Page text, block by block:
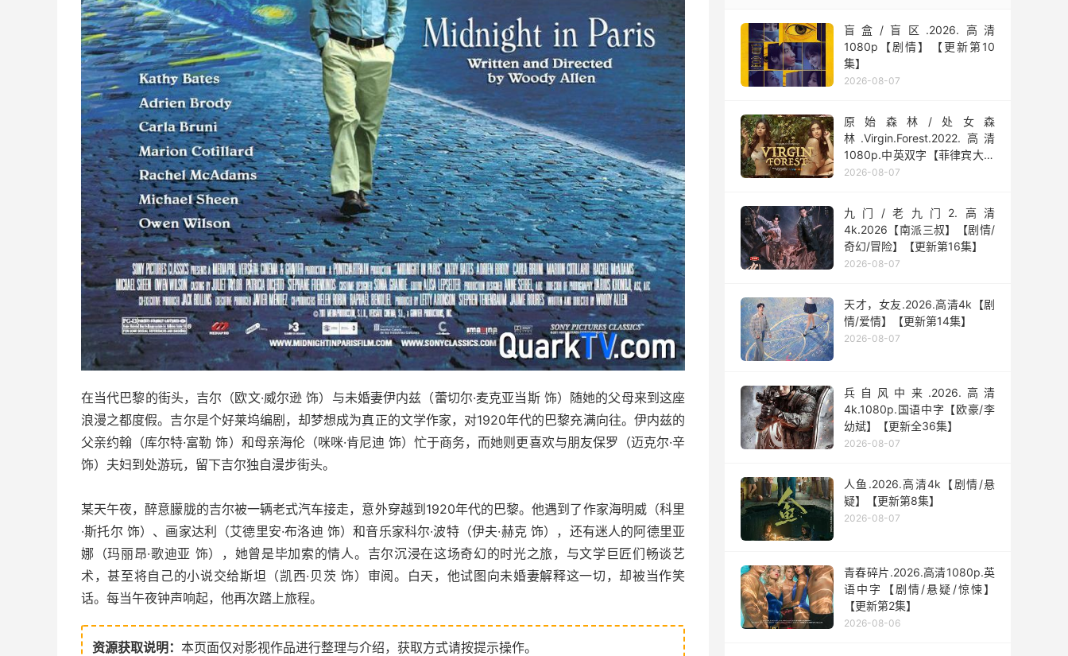
在当代巴黎的街头，吉尔（欧文·威尔逊 饰）与未婚妻伊内兹（蕾切尔·麦克亚当斯 饰）随她的父母来到这座
浪漫之都度假。吉尔是个好莱坞编剧，却梦想成为真正的文学作家，对1920年代的巴黎充满向往。伊内兹的
父亲约翰（库尔特·富勒 饰）和母亲海伦（咪咪·肯尼迪 饰）忙于商务，而她则更喜欢与朋友保罗（迈克尔·辛
饰）夫妇到处游玩，留下吉尔独自漫步街头。
某天午夜，醉意朦胧的吉尔被一辆老式汽车接走，意外穿越到1920年代的巴黎。他遇到了作家海明威（科里
·斯托尔 饰）、画家达利（艾德里安·布洛迪 饰）和音乐家科尔·波特（伊夫·赫克 饰），还有迷人的阿德里亚
娜（玛丽昂·歌迪亚 饰），她曾是毕加索的情人。吉尔沉浸在这场奇幻的时光之旅，与文学巨匠们畅谈艺
术，甚至将自己的小说交给斯坦（凯西·贝茨 饰）审阅。白天，他试图向未婚妻解释这一切，却被当作笑
话。每当午夜钟声响起，他再次踏上旅程。
资源获取说明： 本页面仅对影视作品进行整理与介绍，获取方式请按提示操作。
盲盒/盲区.2026.高清
1080p【剧情】【更新第10
集】
2026-08-07
原始森林/处女森
林.Virgin.Forest.2022.高清
1080p.中英双字【菲律宾大尺
度】
2026-08-07
九门/老九门2.高清
4k.2026【南派三叔】【剧情/
奇幻/冒险】【更新第16集】
2026-08-07
天才，女友.2026.高清4k【剧
情/爱情】【更新第14集】
2026-08-07
兵自风中来‎.2026.高清
4k.1080p.国语中字【欧豪/李
幼斌】【更新全36集】
2026-08-07
人鱼.2026.高清4k【剧情/悬
疑】【更新第8集】
2026-08-07
青春碎片.2026.高清1080p.英
语中字【剧情/悬疑/惊悚】
【更新第2集】
2026-08-06